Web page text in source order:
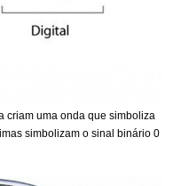
criam uma onda que simboliza
simbolizam o sinal binário 0